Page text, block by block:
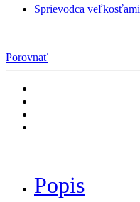
Sprievodca veľkosťami
Porovnať
Popis